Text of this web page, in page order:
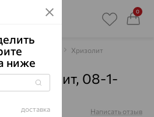
0
декоративные Хризолит
хризолит, 08-1-
Написать отзыв
ниже
доставка